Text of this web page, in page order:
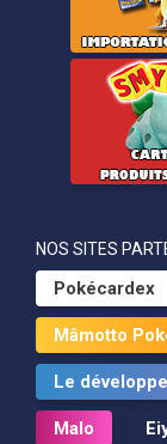
NOS SITES
Pokécardex
Mâmotto
Le
Malo